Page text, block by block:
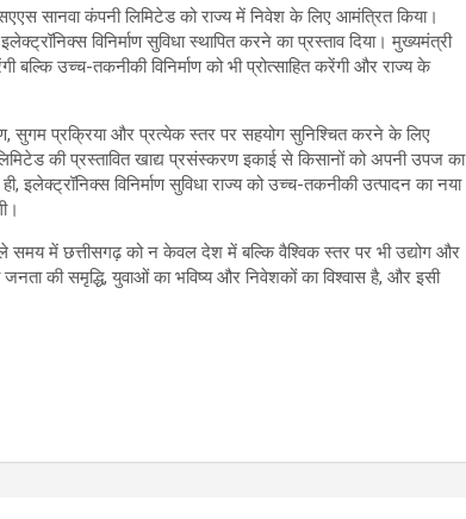
सानवा कंपनी लिमिटेड को राज्य में निवेश के लिए आमंत्रित किया।
विनिर्माण सुविधा स्थापित करने का प्रस्ताव दिया। मुख्यमंत्री
उच्च-तकनीकी विनिर्माण को भी प्रोत्साहित करेंगी और राज्य के
सुगम प्रक्रिया और प्रत्येक स्तर पर सहयोग सुनिश्चित करने के लिए
की प्रस्तावित खाद्य प्रसंस्करण इकाई से किसानों को अपनी उपज का
इलेक्ट्रॉनिक्स विनिर्माण सुविधा राज्य को उच्च-तकनीकी उत्पादन का नया
समय में छत्तीसगढ़ को न केवल देश में बल्कि वैश्विक स्तर पर भी उद्योग और
की समृद्धि, युवाओं का भविष्य और निवेशकों का विश्वास है, और इसी